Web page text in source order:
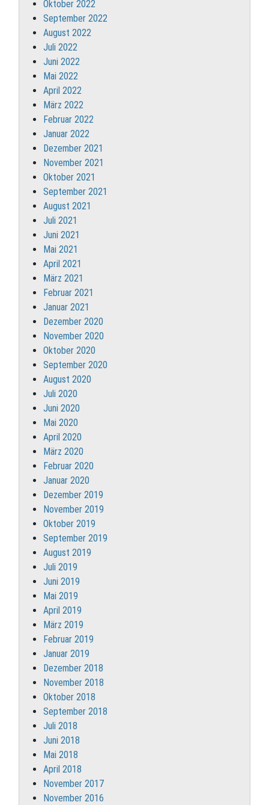
Oktober 2022
September 2022
August 2022
Juli 2022
Juni 2022
Mai 2022
April 2022
März 2022
Februar 2022
Januar 2022
Dezember 2021
November 2021
Oktober 2021
September 2021
August 2021
Juli 2021
Juni 2021
Mai 2021
April 2021
März 2021
Februar 2021
Januar 2021
Dezember 2020
November 2020
Oktober 2020
September 2020
August 2020
Juli 2020
Juni 2020
Mai 2020
April 2020
März 2020
Februar 2020
Januar 2020
Dezember 2019
November 2019
Oktober 2019
September 2019
August 2019
Juli 2019
Juni 2019
Mai 2019
April 2019
März 2019
Februar 2019
Januar 2019
Dezember 2018
November 2018
Oktober 2018
September 2018
Juli 2018
Juni 2018
Mai 2018
April 2018
November 2017
November 2016